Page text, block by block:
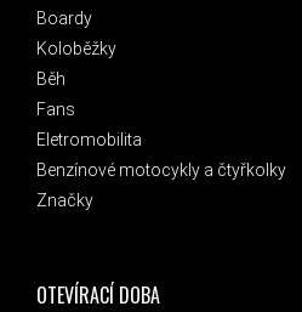
Boardy
Koloběžky
Běh
Fans
Eletromobilita
Benzínové motocykly a čtyřkolky
Značky
OTEVÍRACÍ DOBA